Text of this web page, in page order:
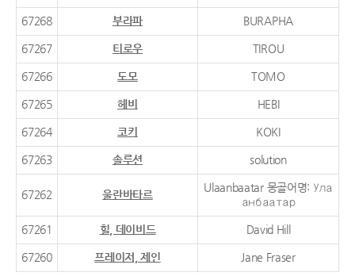
67268 부라파 BURAPHA
67267 티로우 TIROU
67266 도모 TOMO
67265 헤비 HEBI
67264 코키 KOKI
67263 솔루션 solution
67262 울란바타르
Ulaanbaatar 몽골어명: Ула
анбаатар
67261 힐, 데이비드 David Hill
67260 프레이저, 제인 Jane Fraser